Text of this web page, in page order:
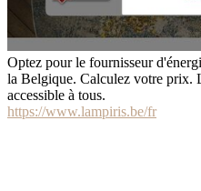
Optez pour le fournisseur
la Belgique. Calculez votre prix.
accessible à tous.
https://www.lampiris.be/fr